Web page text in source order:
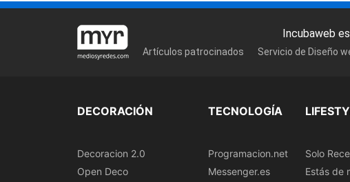
Incubaweb
Artículos patrocinados Servicio de Diseño
DECORACIÓN
Decoracion 2.0
Open Deco
TECNOLOGÍA
Programacion.net
Messenger.es
Solo
Estás de